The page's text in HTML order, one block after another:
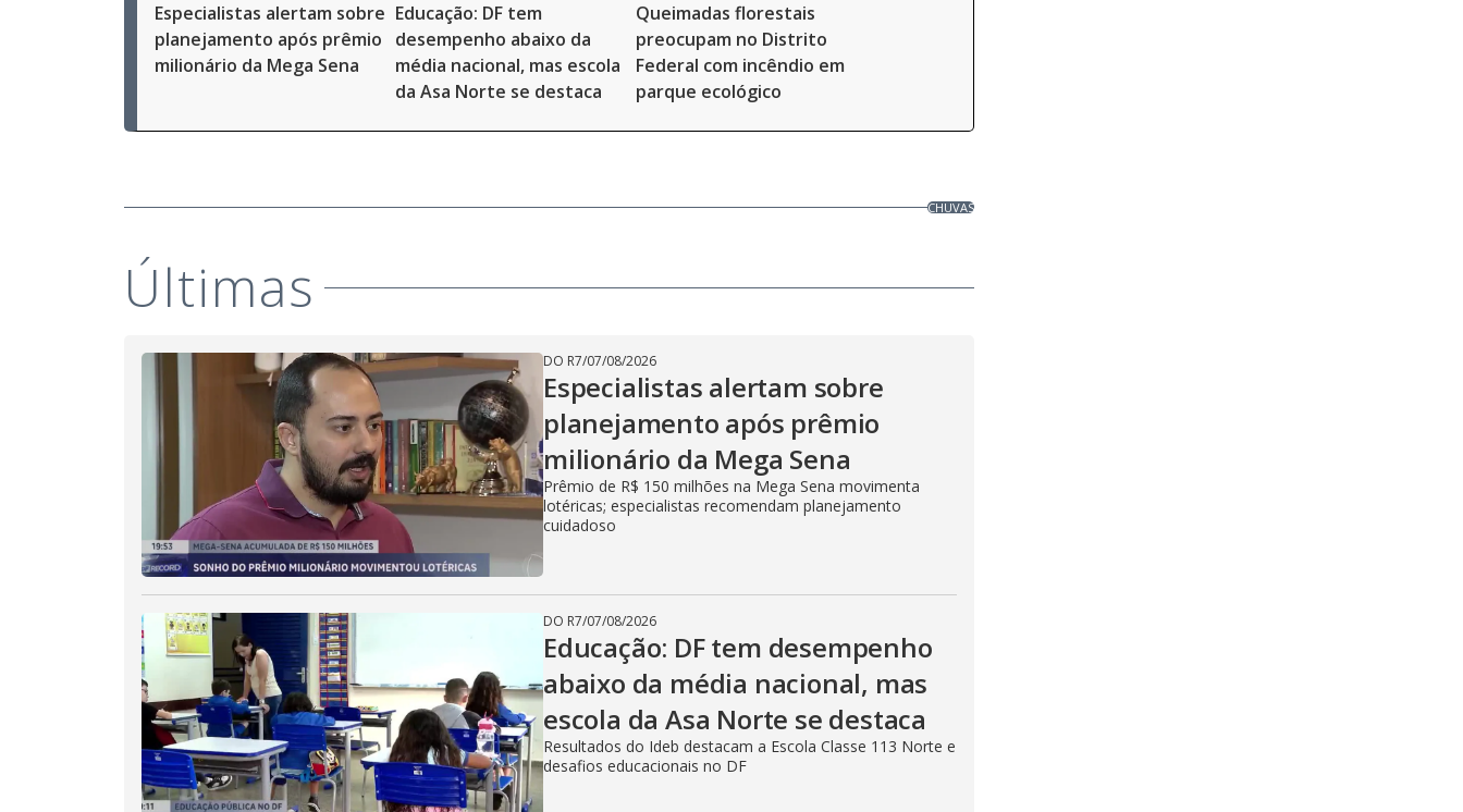
Especialistas alertam sobre
planejamento após prêmio
milionário da Mega Sena
Educação: DF tem
desempenho abaixo da
média nacional, mas escola
da Asa Norte se destaca
Queimadas florestais
preocupam no Distrito
Federal com incêndio em
parque ecológico
CHUVAS
Últimas
DO R7/07/08/2026
Especialistas alertam sobre
planejamento após prêmio
milionário da Mega Sena
Prêmio de R$ 150 milhões na Mega Sena movimenta
lotéricas; especialistas recomendam planejamento
cuidadoso
DO R7/07/08/2026
Educação: DF tem desempenho
abaixo da média nacional, mas
escola da Asa Norte se destaca
Resultados do Ideb destacam a Escola Classe 113 Norte e
desafios educacionais no DF